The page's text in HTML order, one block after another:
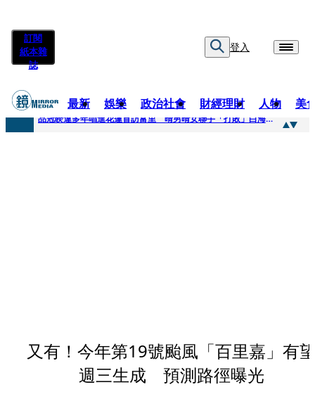
訂閱
紙本雜
誌
登入
最新 娛樂 政治社會 財經理財 人物 美
快訊
品冠睽違多年唱進花蓮首訪富里 晴男晴女聯手「打敗」白海豚颱風
又有！今年第19號颱風「百里嘉」有
週三生成 預測路徑曝光